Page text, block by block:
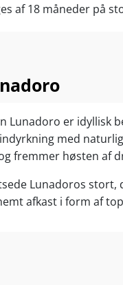
af 18 måneder på
Lunadoro er idyllisk
med
fremmer høsten af
Lunadoros
afkast i form af